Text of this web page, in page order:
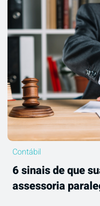
Contábil
6 sinais de que
assessoria